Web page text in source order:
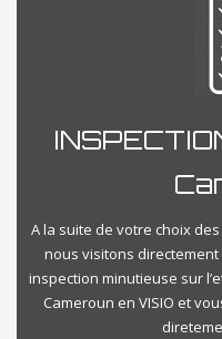
A la suite de votre choix
nous visitons
inspection minutieuse sur
Cameroun en VISIO et